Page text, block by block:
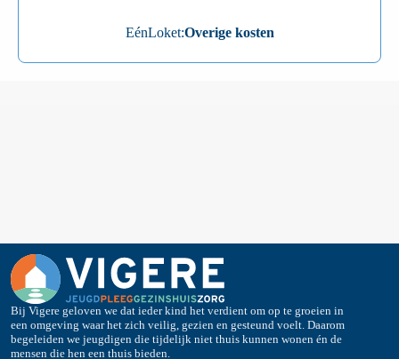
EénLoket:Overige kosten
Bij Vigere geloven we dat ieder kind het verdient om op te groeien in
een omgeving waar het zich veilig, gezien en gesteund voelt. Daarom
begeleiden we jeugdigen die tijdelijk niet thuis kunnen wonen én de
mensen die hen een thuis bieden.